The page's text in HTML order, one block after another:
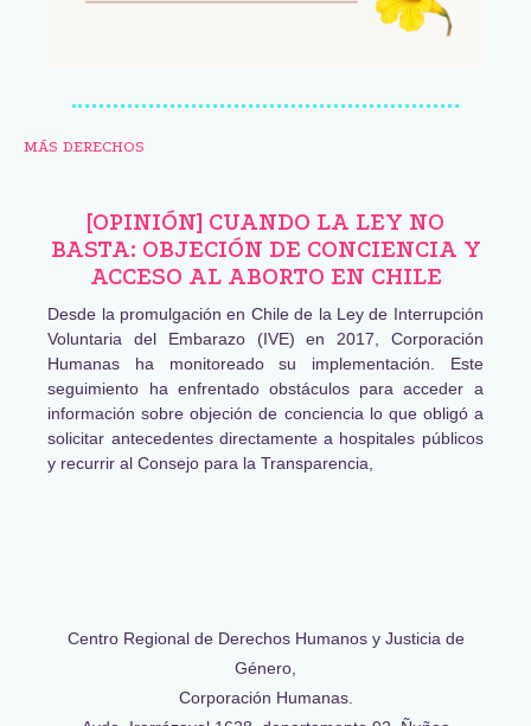
MÁS DERECHOS
[OPINIÓN] CUANDO LA LEY NO
BASTA: OBJECIÓN DE CONCIENCIA Y
ACCESO AL ABORTO EN CHILE
Desde la promulgación en Chile de la Ley de Interrupción
Voluntaria del Embarazo (IVE) en 2017, Corporación
Humanas ha monitoreado su implementación. Este
seguimiento ha enfrentado obstáculos para acceder a
información sobre objeción de conciencia lo que obligó a
solicitar antecedentes directamente a hospitales públicos
y recurrir al Consejo para la Transparencia,
Centro Regional de Derechos Humanos y Justicia de
Género,
Corporación Humanas.